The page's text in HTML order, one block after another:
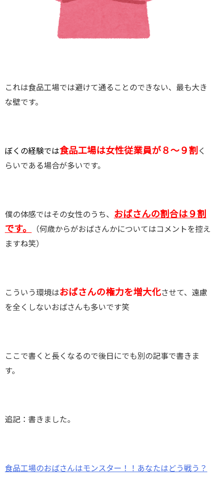
これは食品工場では避けて通ることのできない、最も大き
な壁です。
ぼくの経験では食品工場は女性従業員が８～９割 く
らいである場合が多いです。
僕の体感ではその女性のうち、
おばさんの割合は９割
です。
（何歳からがおばさんかについてはコメントを控え
ますね笑）
こういう環境はおばさんの権力を増大化させて、遠慮
を全くしないおばさんも多いです笑
ここで書くと長くなるので後日にでも別の記事で書きま
す。
追記：書きました。
食品工場のおばさんはモンスター！！あなたはどう戦う？